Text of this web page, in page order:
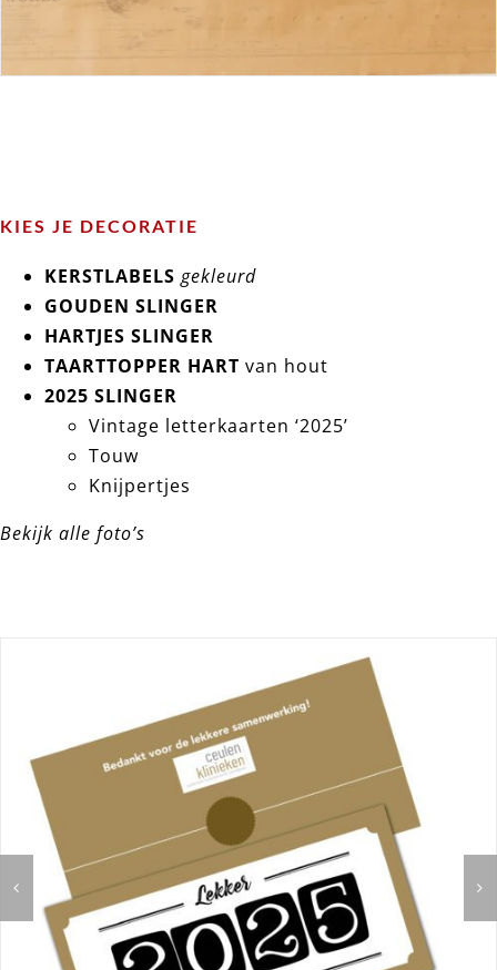
KIES JE DECORATIE
KERSTLABELS gekleurd
GOUDEN SLINGER
HARTJES SLINGER
TAARTTOPPER HART van hout
2025 SLINGER
Vintage letterkaarten ‘2025’
Touw
Knijpertjes
Bekijk alle foto’s